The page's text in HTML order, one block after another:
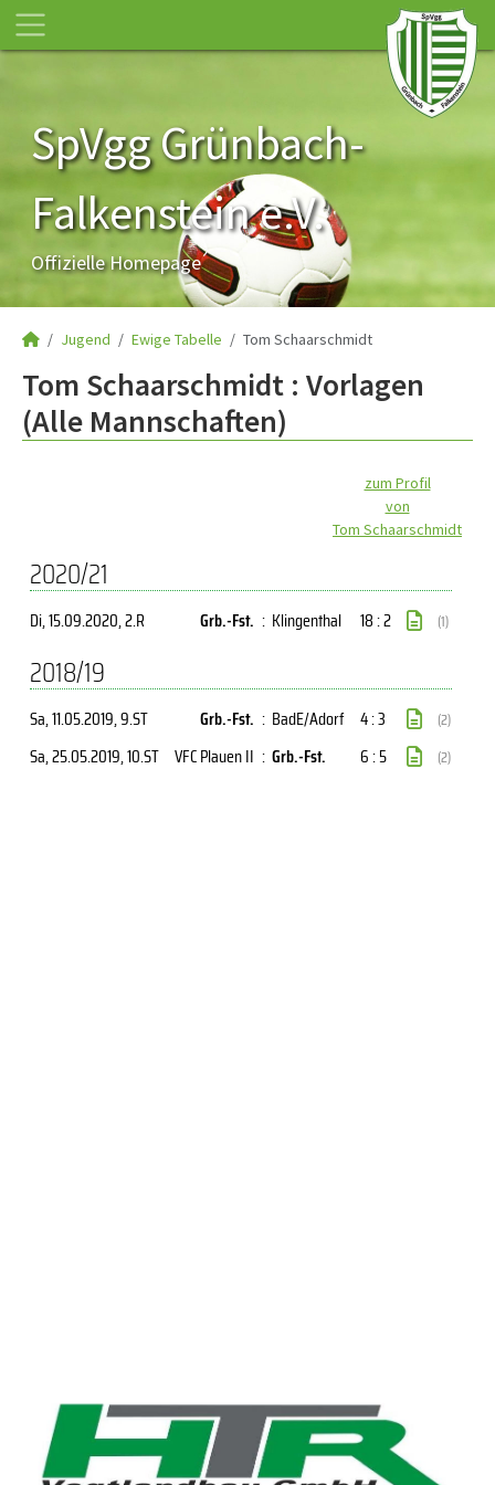
SpVgg Grünbach-
Falkenstein e.V.
Offizielle Homepage
Jugend Ewige Tabelle Tom Schaarschmidt
Tom Schaarschmidt : Vorlagen
(Alle Mannschaften)
zum Profil
von
Tom Schaarschmidt
2020/21
Di, 15.09.2020, 2.R Grb.-Fst. : Klingenthal 18 : 2 (1)
2018/19
Sa, 11.05.2019, 9.ST Grb.-Fst. : BadE/Adorf 4 : 3 (2)
Sa, 25.05.2019, 10.ST VFC Plauen II : Grb.-Fst. 6 : 5 (2)